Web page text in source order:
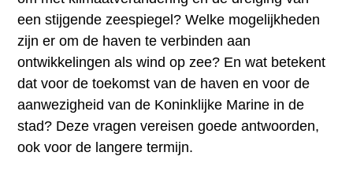
een stijgende zeespiegel? Welke mogelijkheden
zijn er om de haven te verbinden aan
ontwikkelingen als wind op zee? En wat betekent
dat voor de toekomst van de haven en voor de
aanwezigheid van de Koninklijke Marine in de
stad? Deze vragen vereisen goede antwoorden,
ook voor de langere termijn.